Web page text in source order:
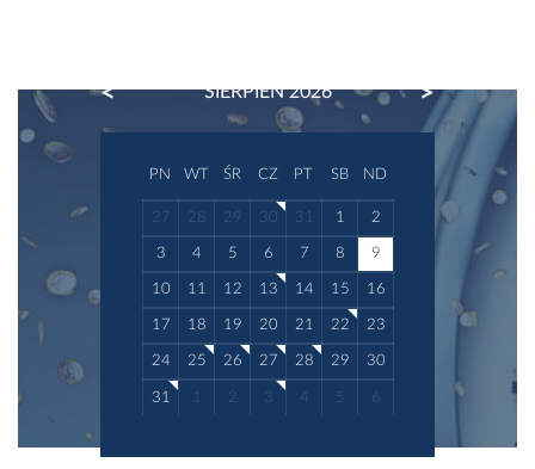
SIERPIEŃ 2026
PREVIOUS NEXT
PN WT ŚR CZ PT SB ND
27 28 29 30 31 1 2
3 4 5 6 7 8 9
10 11 12 13 14 15 16
17 18 19 20 21 22 23
24 25 26 27 28 29 30
31 1 2 3 4 5 6